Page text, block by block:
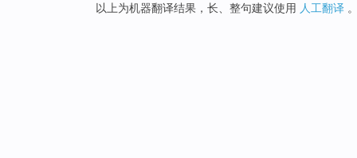
以上为机器翻译结果，长、整句建议使用 人工翻译